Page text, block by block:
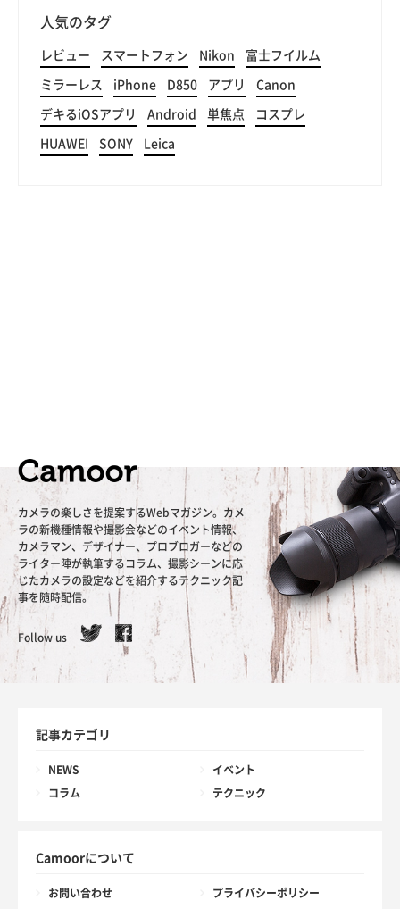
人気のタグ
レビュー スマートフォン Nikon 富士フイルム
ミラーレス iPhone D850 アプリ Canon
デキるiOSアプリ Android 単焦点 コスプレ
HUAWEI SONY Leica
カメラの楽しさを提案するWebマガジン。カメ
ラの新機種情報や撮影会などのイベント情報、
カメラマン、デザイナー、プロブロガーなどの
ライター陣が執筆するコラム、撮影シーンに応
じたカメラの設定などを紹介するテクニック記
事を随時配信。
Follow us
記事カテゴリ
NEWS イベント
コラム テクニック
Camoorについて
お問い合わせ プライバシーポリシー